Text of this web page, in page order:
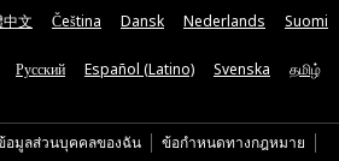
文 Čeština Dansk Nederlands Suomi
Русский Español (Latino) Svenska தமிழ்
อมูลส่วนบุคคลของฉัน ข้อกำหนดทางกฎหมาย